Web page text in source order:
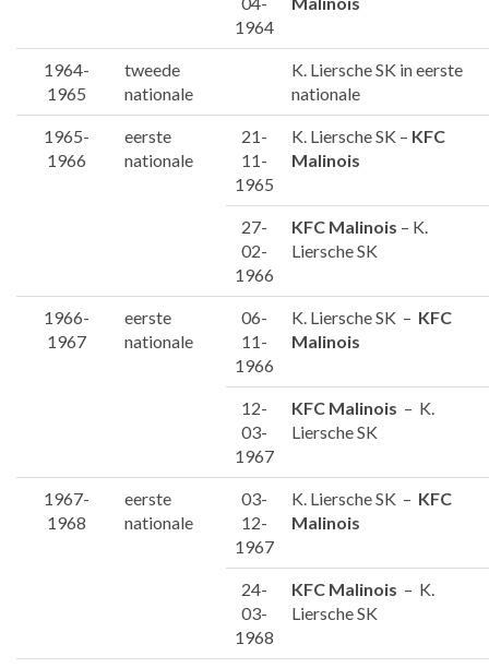
1964
1964-
1965
tweede
nationale
K. Liersche SK in eerste
nationale
1965-
1966
eerste
nationale
21-
11-
1965
K. Liersche SK – KFC
Malinois
27-
02-
1966
KFC Malinois – K.
Liersche SK
1966-
1967
eerste
nationale
06-
11-
1966
K. Liersche SK – KFC
Malinois
12-
03-
1967
KFC Malinois – K.
Liersche SK
1967-
1968
eerste
nationale
03-
12-
1967
K. Liersche SK – KFC
Malinois
24-
03-
1968
KFC Malinois – K.
Liersche SK